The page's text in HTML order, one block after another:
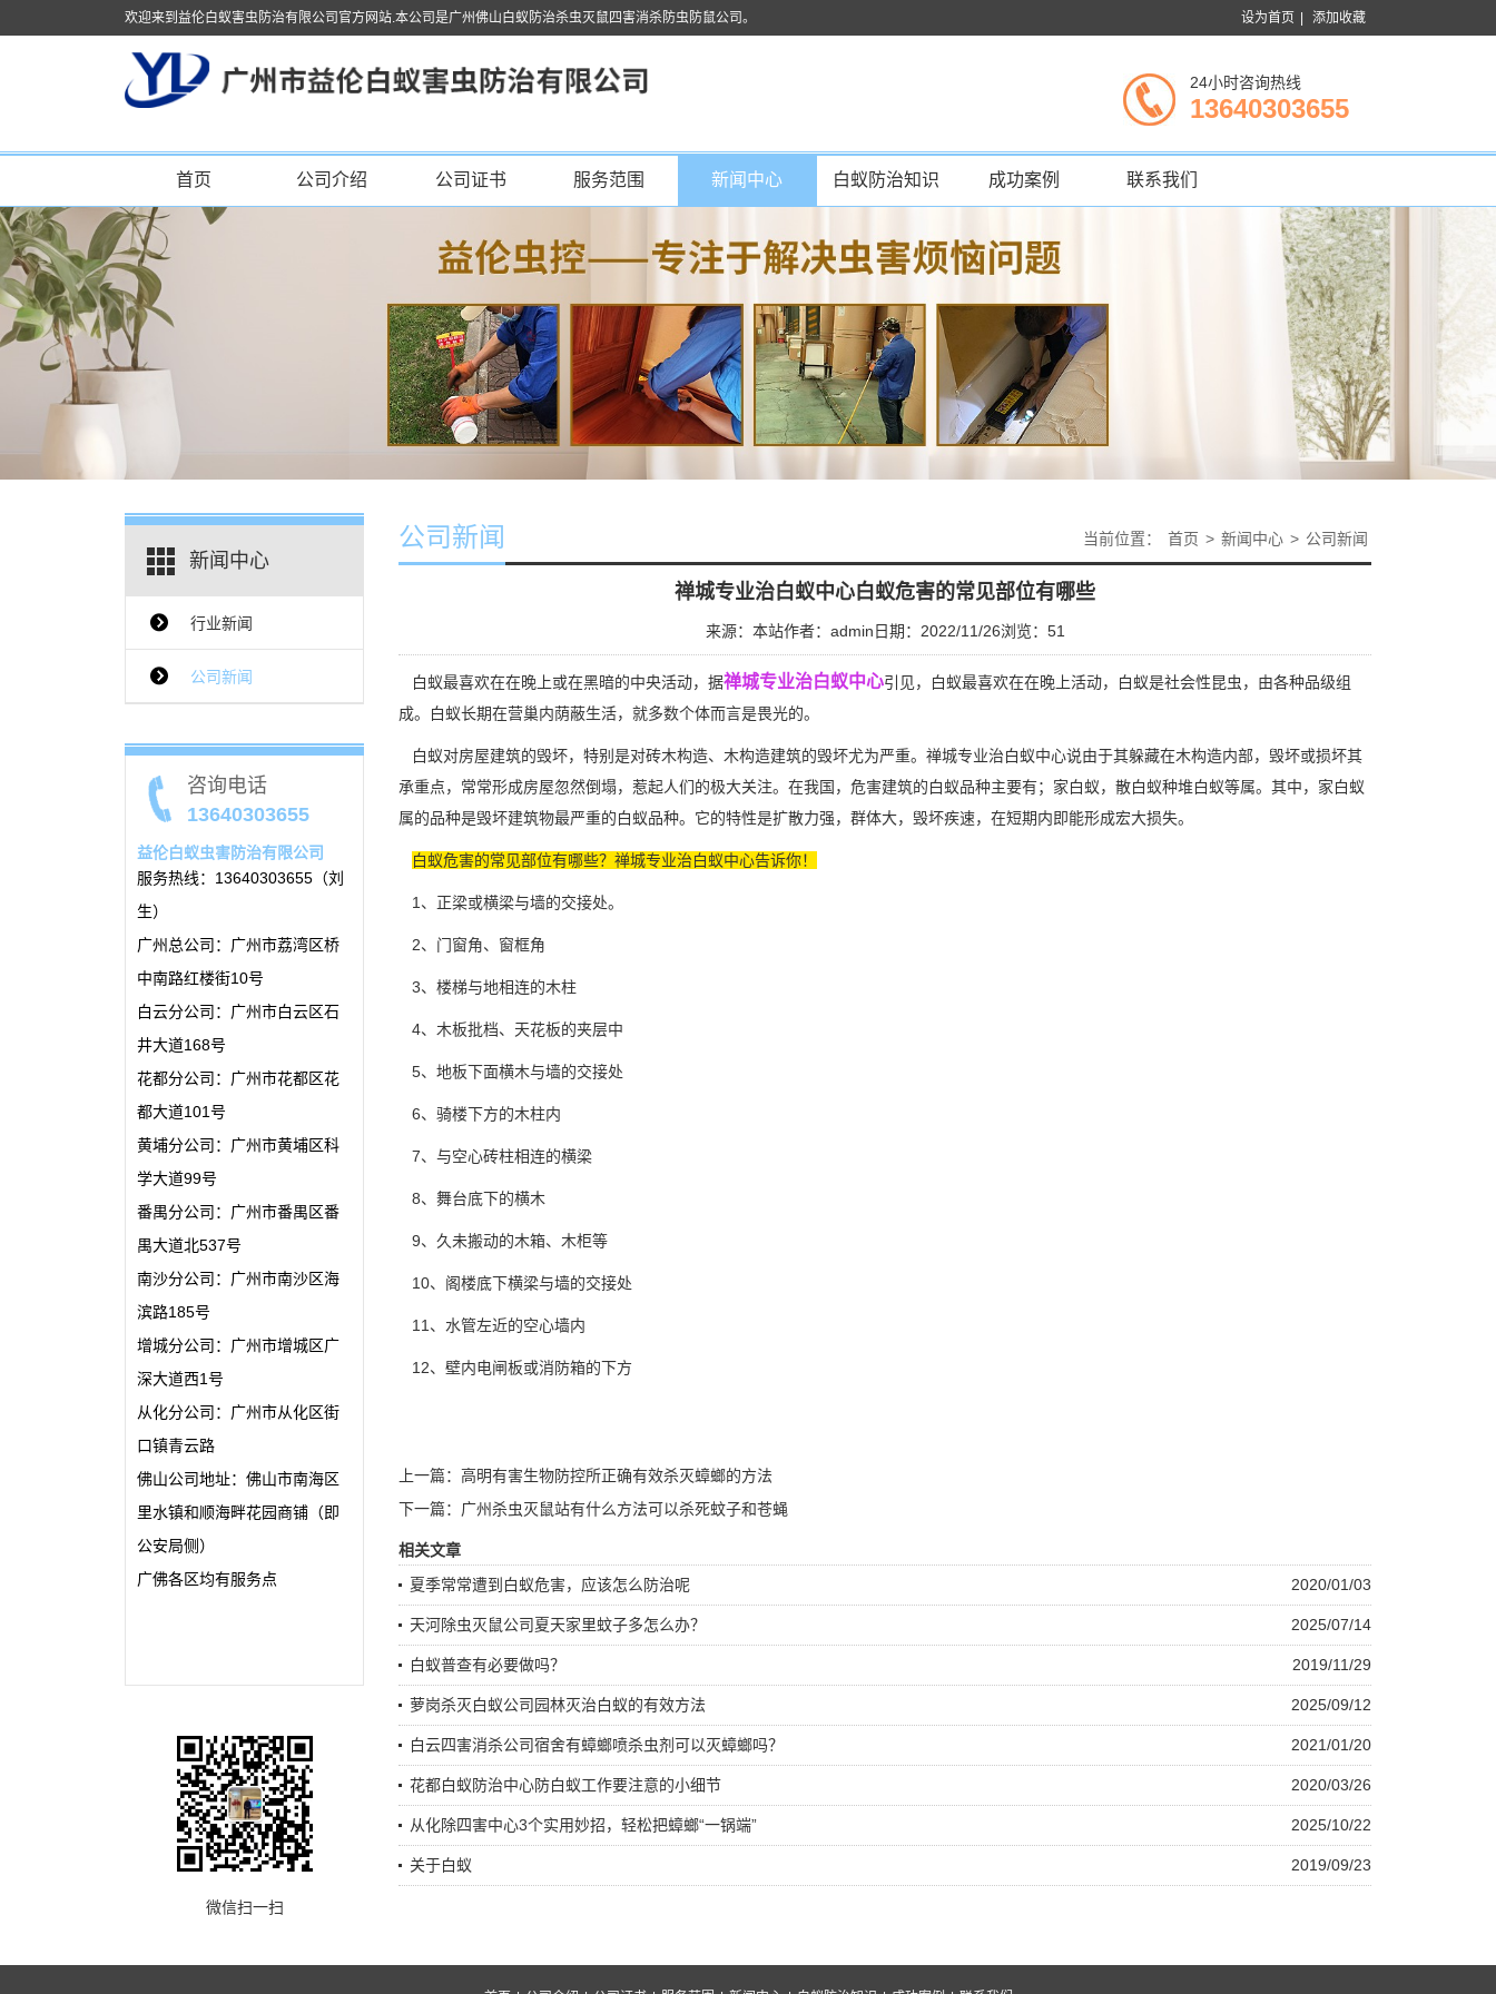
欢迎来到益伦白蚁害虫防治有限公司官方网站.本公司是广州佛山白蚁防治杀虫灭鼠四害消杀防虫防鼠公司。 设为首页 添加收藏
24小时咨询热线
13640303655
首页 公司介绍 公司证书 服务范围 新闻中心 白蚁防治知识 成功案例 联系我们
新闻中心
{$ClassName_en}
行业新闻
公司新闻
咨询电话
13640303655
益伦白蚁虫害防治有限公司
服务热线：13640303655（刘
生）
广州总公司：广州市荔湾区桥
中南路红楼街10号
白云分公司：广州市白云区石
井大道168号
花都分公司：广州市花都区花
都大道101号
黄埔分公司：广州市黄埔区科
学大道99号
番禺分公司：广州市番禺区番
禺大道北537号
南沙分公司：广州市南沙区海
滨路185号
增城分公司：广州市增城区广
深大道西1号
从化分公司：广州市从化区街
口镇青云路
佛山公司地址：佛山市南海区
里水镇和顺海畔花园商铺（即
公安局侧）
广佛各区均有服务点
微信扫一扫
公司新闻 当前位置： 首页 > 新闻中心 > 公司新闻
禅城专业治白蚁中心白蚁危害的常见部位有哪些
来源：本站作者：admin 日期：2022/11/26浏览： 51
白蚁最喜欢在在晚上或在黑暗的中央活动，据禅城专业治白蚁中心引见，白蚁最喜欢在在晚上活动，白蚁是社会性昆虫，由各种品级组
成。白蚁长期在营巢内荫蔽生活，就多数个体而言是畏光的。
白蚁对房屋建筑的毁坏，特别是对砖木构造、木构造建筑的毁坏尤为严重。禅城专业治白蚁中心说由于其躲藏在木构造内部，毁坏或损坏其
承重点，常常形成房屋忽然倒塌，惹起人们的极大关注。在我国，危害建筑的白蚁品种主要有；家白蚁，散白蚁种堆白蚁等属。其中，家白蚁
属的品种是毁坏建筑物最严重的白蚁品种。它的特性是扩散力强，群体大，毁坏疾速，在短期内即能形成宏大损失。
白蚁危害的常见部位有哪些？禅城专业治白蚁中心告诉你！
1、正梁或横梁与墙的交接处。
2、门窗角、窗框角
3、楼梯与地相连的木柱
4、木板批档、天花板的夹层中
5、地板下面横木与墙的交接处
6、骑楼下方的木柱内
7、与空心砖柱相连的横梁
8、舞台底下的横木
9、久未搬动的木箱、木柜等
10、阁楼底下横梁与墙的交接处
11、水管左近的空心墙内
12、壁内电闸板或消防箱的下方
上一篇：高明有害生物防控所正确有效杀灭蟑螂的方法
下一篇： 广州杀虫灭鼠站有什么方法可以杀死蚊子和苍蝇
相关文章
2020/01/03
夏季常常遭到白蚁危害，应该怎么防治呢
2025/07/14
天河除虫灭鼠公司夏天家里蚊子多怎么办？
2019/11/29
白蚁普查有必要做吗？
2025/09/12
萝岗杀灭白蚁公司园林灭治白蚁的有效方法
2021/01/20
白云四害消杀公司宿舍有蟑螂喷杀虫剂可以灭蟑螂吗？
2020/03/26
花都白蚁防治中心防白蚁工作要注意的小细节
2025/10/22
从化除四害中心3个实用妙招，轻松把蟑螂“一锅端”
2019/09/23
关于白蚁